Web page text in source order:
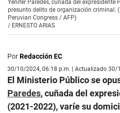
Yenifer Paredes, cuñada del expresidente
presunto delito de organización criminal.
Peruvian Congress / AFP)
/ ERNESTO ARIAS
PorRedacción EC
30/10/2024, 06:18 p.m. | Actualizado 30/
El Ministerio Público se
Paredes, cuñada del
(2021-2022), varíe su